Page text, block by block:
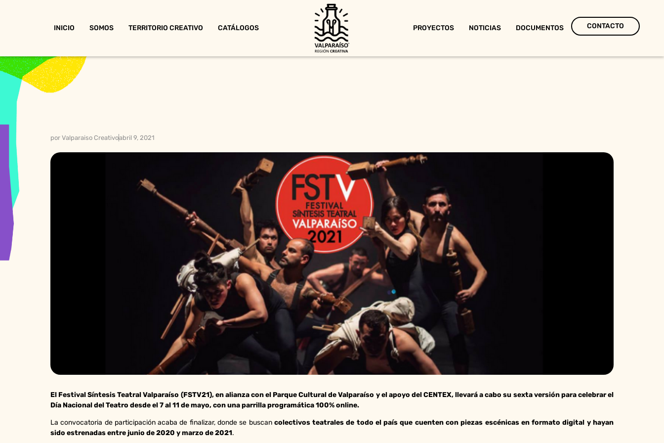
INICIO SOMOS TERRITORIO CREATIVO CATÁLOGOS PROYECTOS NOTICIAS DOCUMENTOS CONTACTO
por Valparaiso Creativoabril 9, 2021
El Festival Síntesis Teatral Valparaíso (FSTV21), en alianza con el Parque Cultural de Valparaíso y el apoyo del CENTEX, llevará a cabo su sexta versión para celebrar el
Día Nacional del Teatro desde el 7 al 11 de mayo, con una parrilla programática 100% online.
La convocatoria de participación acaba de finalizar, donde se buscancolectivos teatrales de todo el país que cuenten con piezas escénicas en formato digital y hayan
sido estrenadas entre junio de 2020 y marzo de 2021.